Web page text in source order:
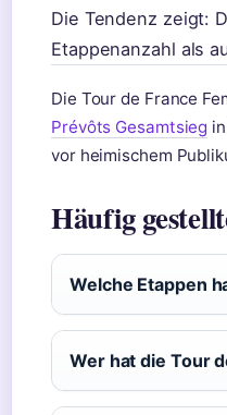
Die Tendenz zeigt:
Etappenanzahl als
Die Tour de France
Prévôts Gesamtsieg
vor heimischem
Häufig
Welche Etappen
Wer hat die Tour